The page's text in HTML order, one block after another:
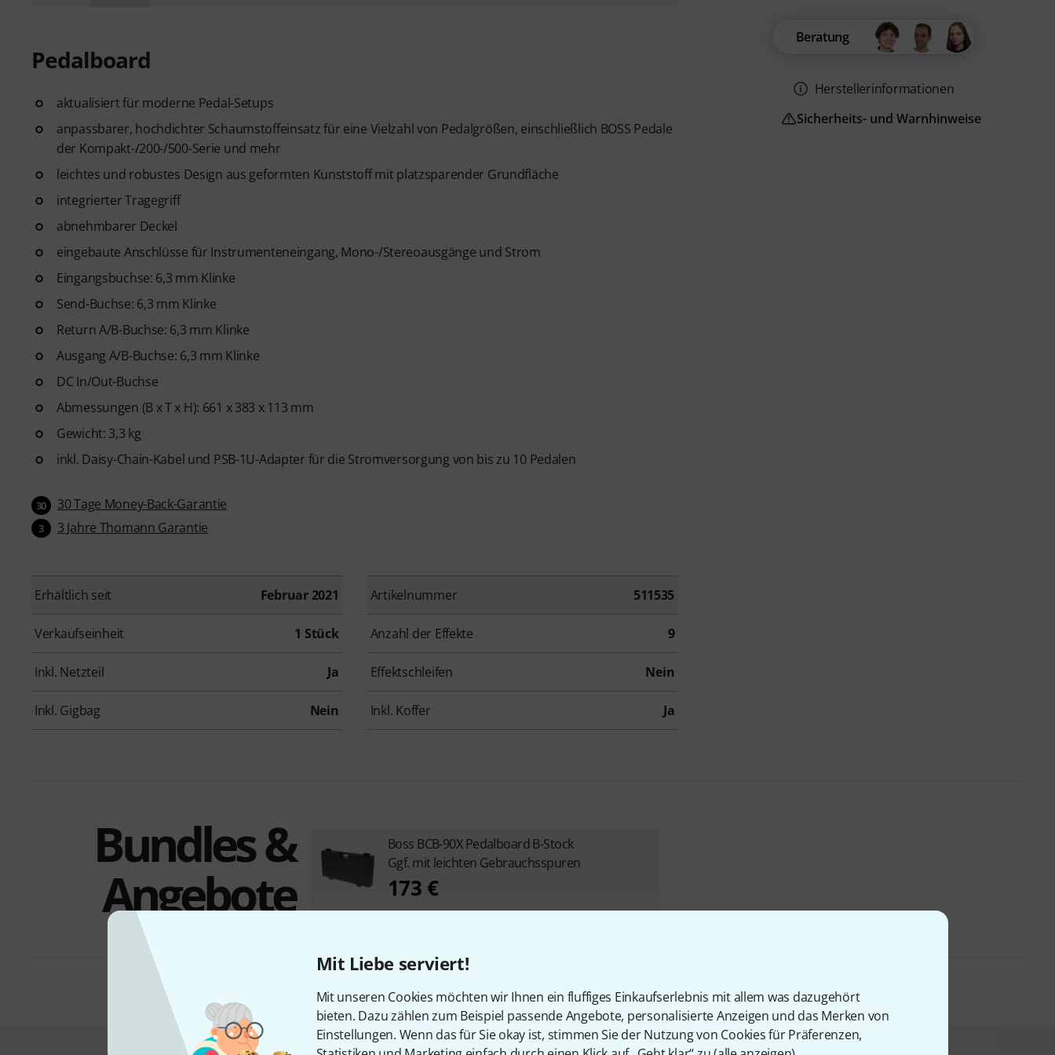
Mit Liebe serviert!
Mit unseren Cookies möchten wir Ihnen ein fluffiges Einkaufserlebnis mit allem was dazugehört
bieten. Dazu zählen zum Beispiel passende Angebote, personalisierte Anzeigen und das Merken von
Einstellungen. Wenn das für Sie okay ist, stimmen Sie der Nutzung von Cookies für Präferenzen,
Pedalboard
aktualisiert für moderne Pedal-Setups
anpassbarer, hochdichter Schaumstoffeinsatz für eine Vielzahl von Pedalgrößen, einschließlich BOSS Pedale
der Kompakt-/200-/500-Serie und mehr
leichtes und robustes Design aus geformten Kunststoff mit platzsparender Grundfläche
integrierter Tragegriff
abnehmbarer Deckel
eingebaute Anschlüsse für Instrumenteneingang, Mono-/Stereoausgänge und Strom
Eingangsbuchse: 6,3 mm Klinke
Send-Buchse: 6,3 mm Klinke
Return A/B-Buchse: 6,3 mm Klinke
Ausgang A/B-Buchse: 6,3 mm Klinke
DC In/Out-Buchse
Abmessungen (B x T x H): 661 x 383 x 113 mm
Gewicht: 3,3 kg
inkl. Daisy-Chain-Kabel und PSB-1U-Adapter für die Stromversorgung von bis zu 10 Pedalen
30 30 Tage Money-Back-Garantie
3 3 Jahre Thomann Garantie
Erhältlich seit Februar 2021 Artikelnummer 511535
Verkaufseinheit 1 Stück Anzahl der Effekte 9
Inkl. Netzteil Ja Effektschleifen Nein
Inkl. Gigbag Nein Inkl. Koffer Ja
Beratung
Herstellerinformationen
Sicherheits- und Warnhinweise
Bundles &
Angebote
Boss BCB-90X Pedalboard B-Stock
Ggf. mit leichten Gebrauchsspuren
173 €